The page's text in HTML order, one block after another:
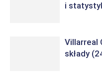
i
Villarreal
składy